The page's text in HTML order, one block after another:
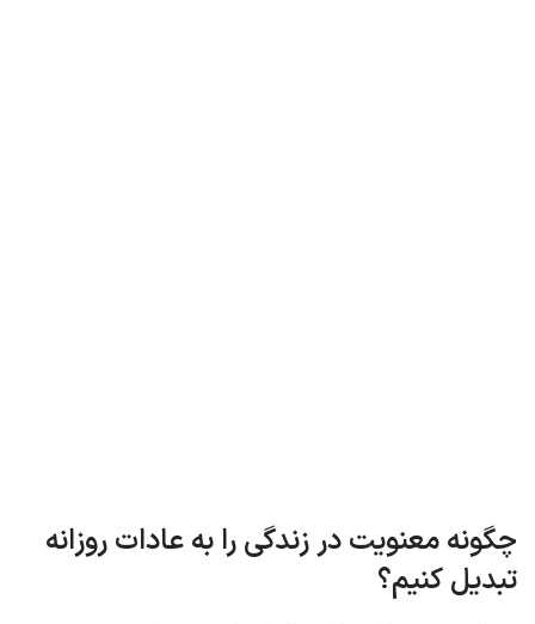
چگونه معنویت در زندگی را به عادات روزانه
تبدیل کنیم؟